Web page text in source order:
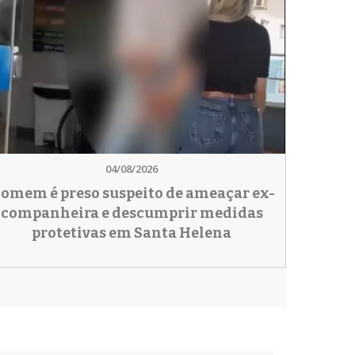
04/08/2026
é preso suspeito de ameaçar ex-
companheira e descumprir medidas
protetivas em Santa Helena